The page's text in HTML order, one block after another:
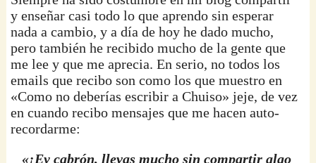
y enseñar casi todo lo que aprendo sin esperar
nada a cambio, y a día de hoy he dado mucho,
pero también he recibido mucho de la gente que
me lee y que me aprecia. En serio, no todos los
emails que recibo son como los que muestro en
«Como no deberías escribir a Chuiso» jeje, de vez
en cuando recibo mensajes que me hacen auto-
recordarme:
«¡Ey cabrón, llevas mucho sin compartir algo